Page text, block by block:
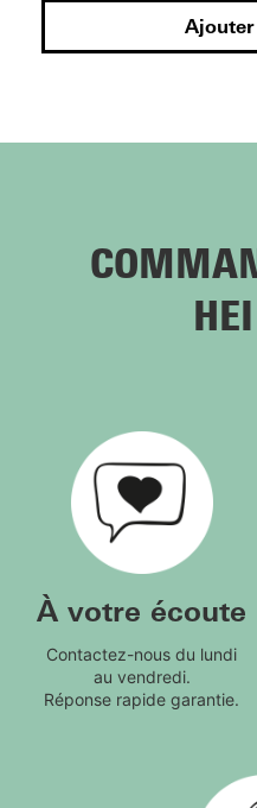
Ajouter
À votre écoute
Contactez-nous du lundi
au vendredi.
Réponse rapide garantie.